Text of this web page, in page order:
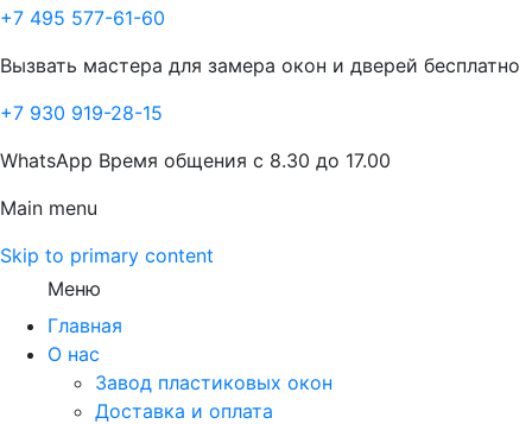
+7 495 577-61-60
Вызвать мастера для замера окон и дверей бесплатно
+7 930 919-28-15
WhatsApp Время общения с 8.30 до 17.00
Main menu
Skip to primary content
Меню
Главная
О нас
Завод пластиковых окон
Доставка и оплата